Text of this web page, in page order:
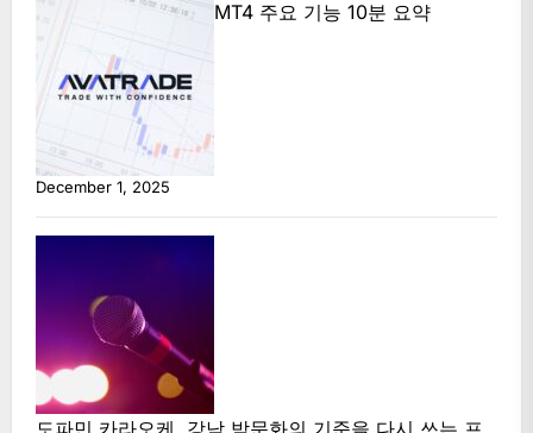
MT4 주요 기능 10분 요약
December 1, 2025